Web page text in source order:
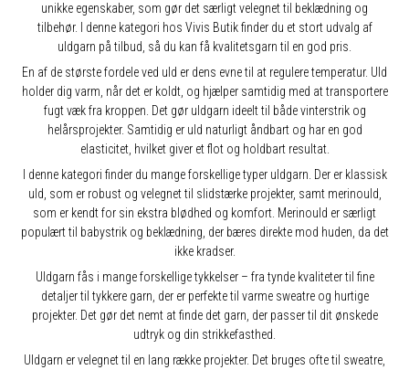
unikke egenskaber, som gør det særligt velegnet til beklædning og
tilbehør. I denne kategori hos Vivis Butik finder du et stort udvalg af
uldgarn på tilbud, så du kan få kvalitetsgarn til en god pris.
En af de største fordele ved uld er dens evne til at regulere temperatur. Uld
holder dig varm, når det er koldt, og hjælper samtidig med at transportere
fugt væk fra kroppen. Det gør uldgarn ideelt til både vinterstrik og
helårsprojekter. Samtidig er uld naturligt åndbart og har en god
elasticitet, hvilket giver et flot og holdbart resultat.
I denne kategori finder du mange forskellige typer uldgarn. Der er klassisk
uld, som er robust og velegnet til slidstærke projekter, samt merinould,
som er kendt for sin ekstra blødhed og komfort. Merinould er særligt
populært til babystrik og beklædning, der bæres direkte mod huden, da det
ikke kradser.
Uldgarn fås i mange forskellige tykkelser – fra tynde kvaliteter til fine
detaljer til tykkere garn, der er perfekte til varme sweatre og hurtige
projekter. Det gør det nemt at finde det garn, der passer til dit ønskede
udtryk og din strikkefasthed.
Uldgarn er velegnet til en lang række projekter. Det bruges ofte til sweatre,